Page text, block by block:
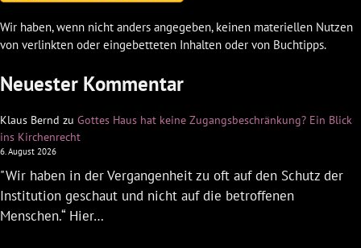
Wir haben, wenn nicht anders angegeben, keinen materiellen Nutzen
von verlinkten oder eingebetteten Inhalten oder von Buchtipps.
Neuester Kommentar
Klaus Bernd zu Gottes Haus hat keine Zugangsbeschränkung? Ein Blick
ins Kirchenrecht
6. August 2026
"Wir haben in der Vergangenheit zu oft auf den Schutz der
Institution geschaut und nicht auf die betroffenen
Menschen.“ Hier…